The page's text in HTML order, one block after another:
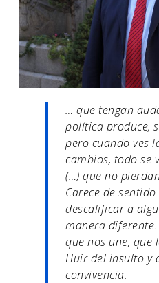
… que tengan
política produce,
pero cuando ves
cambios, todo se
(…) que no
Carece de
descalificar a
manera
que nos une, que
Huir del insulto y
convivencia.